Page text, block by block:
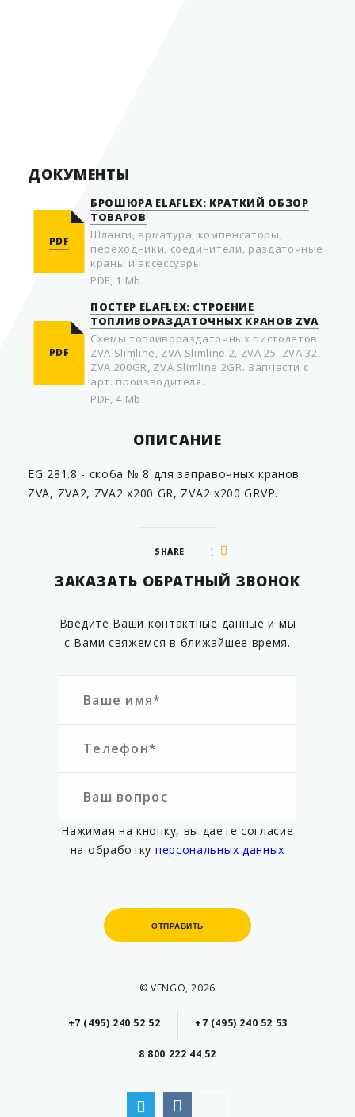
ДОКУМЕНТЫ
PDF
БРОШЮРА ELAFLEX: КРАТКИЙ ОБЗОР
ТОВАРОВ
Шланги, арматура, компенсаторы,
переходники, соединители, раздаточные
краны и аксессуары
PDF, 1 Mb
PDF
ПОСТЕР ELAFLEX: СТРОЕНИЕ
ТОПЛИВОРАЗДАТОЧНЫХ КРАНОВ ZVA
Схемы топливораздаточных пистолетов
ZVA Slimline, ZVA Slimline 2, ZVA 25, ZVA 32,
ZVA 200GR, ZVA Slimline 2GR. Запчасти с
арт. производителя.
PDF, 4 Mb
ОПИСАНИЕ
EG 281.8 - cкоба № 8 для заправочных кранов
ZVA, ZVA2, ZVA2 x200 GR, ZVA2 x200 GRVP.
SHARE
ЗАКАЗАТЬ ОБРАТНЫЙ ЗВОНОК
Введите Ваши контактные данные и мы
с Вами свяжемся в ближайшее время.
Нажимая на кнопку, вы даете согласие
на обработку персональных данных
ОТПРАВИТЬ
ОТПРАВИТЬ
© VENGO, 2026
+7 (495) 240 52 52 +7 (495) 240 52 53
8 800 222 44 52